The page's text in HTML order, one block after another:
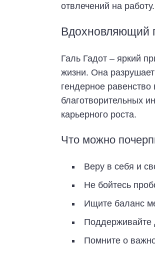
отвлечений на работу.
Вдохновляющий
Галь Гадот – яркий
жизни. Она
гендерное
благотворительных
карьерного роста.
Что можно
Веру в себя и
Не бойтесь
Ищите баланс
Поддерживайте
Помните о